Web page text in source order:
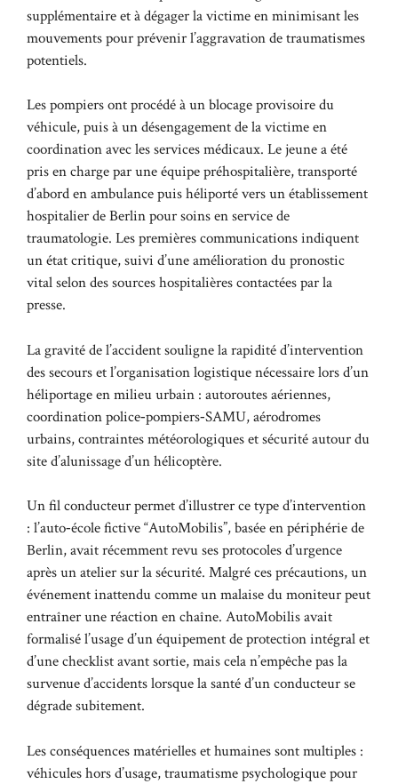
supplémentaire et à dégager la victime en minimisant les
mouvements pour prévenir l’aggravation de traumatismes
potentiels.
Les pompiers ont procédé à un blocage provisoire du
véhicule, puis à un désengagement de la victime en
coordination avec les services médicaux. Le jeune a été
pris en charge par une équipe préhospitalière, transporté
d’abord en ambulance puis héliporté vers un établissement
hospitalier de Berlin pour soins en service de
traumatologie. Les premières communications indiquent
un état critique, suivi d’une amélioration du pronostic
vital selon des sources hospitalières contactées par la
presse.
La gravité de l’accident souligne la rapidité d’intervention
des secours et l’organisation logistique nécessaire lors d’un
héliportage en milieu urbain : autoroutes aériennes,
coordination police‑pompiers‑SAMU, aérodromes
urbains, contraintes météorologiques et sécurité autour du
site d’alunissage d’un hélicoptère.
Un fil conducteur permet d’illustrer ce type d’intervention
: l’auto‑école fictive “AutoMobilis”, basée en périphérie de
Berlin, avait récemment revu ses protocoles d’urgence
après un atelier sur la sécurité. Malgré ces précautions, un
événement inattendu comme un malaise du moniteur peut
entraîner une réaction en chaîne. AutoMobilis avait
formalisé l’usage d’un équipement de protection intégral et
d’une checklist avant sortie, mais cela n’empêche pas la
survenue d’accidents lorsque la santé d’un conducteur se
dégrade subitement.
Les conséquences matérielles et humaines sont multiples :
véhicules hors d’usage, traumatisme psychologique pour